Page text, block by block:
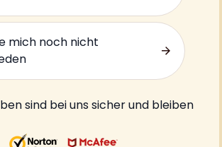
mich noch nicht
sind bei uns sicher und bleiben